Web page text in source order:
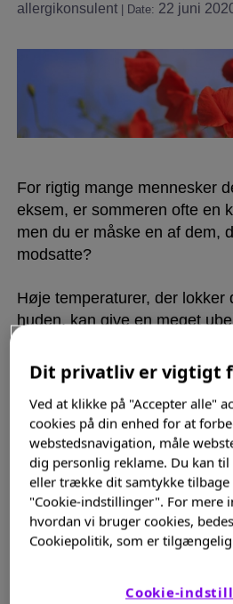
allergikonsulent| Date: 22 juni
For rigtig mange mennesker
eksem, er sommeren ofte en
men du er måske en af dem,
modsatte?
Høje temperaturer, der lokker
huden, kan give en meget
Et køligt brusebad efter
generende sved af og virker
ubehaget i huden. Brug en
bagefter.
Måske kan du også få glæde
om kløe
Sol er godt – meget
Dit privatliv er vigtigt
Ved at klikke på "Accepter alle"
cookies på din enhed for at
webstedsnavigation, måle
dig personlig reklame. Du kan
eller trække dit samtykke
"Cookie-indstillinger". For mere
hvordan vi bruger cookies,
Cookiepolitik, som er
Cookie-